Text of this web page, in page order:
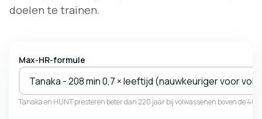
doelen te trainen.
Max-HR-formule
Tanaka - 208 min 0,7 × leeftijd (nauwkeuriger voor
Tanaka en HUNT presteren beter dan 220 jaar bij volwassenen boven de 40.